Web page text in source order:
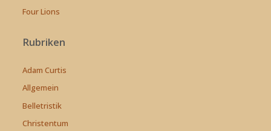
Four Lions
Rubriken
Adam Curtis
Allgemein
Belletristik
Christentum